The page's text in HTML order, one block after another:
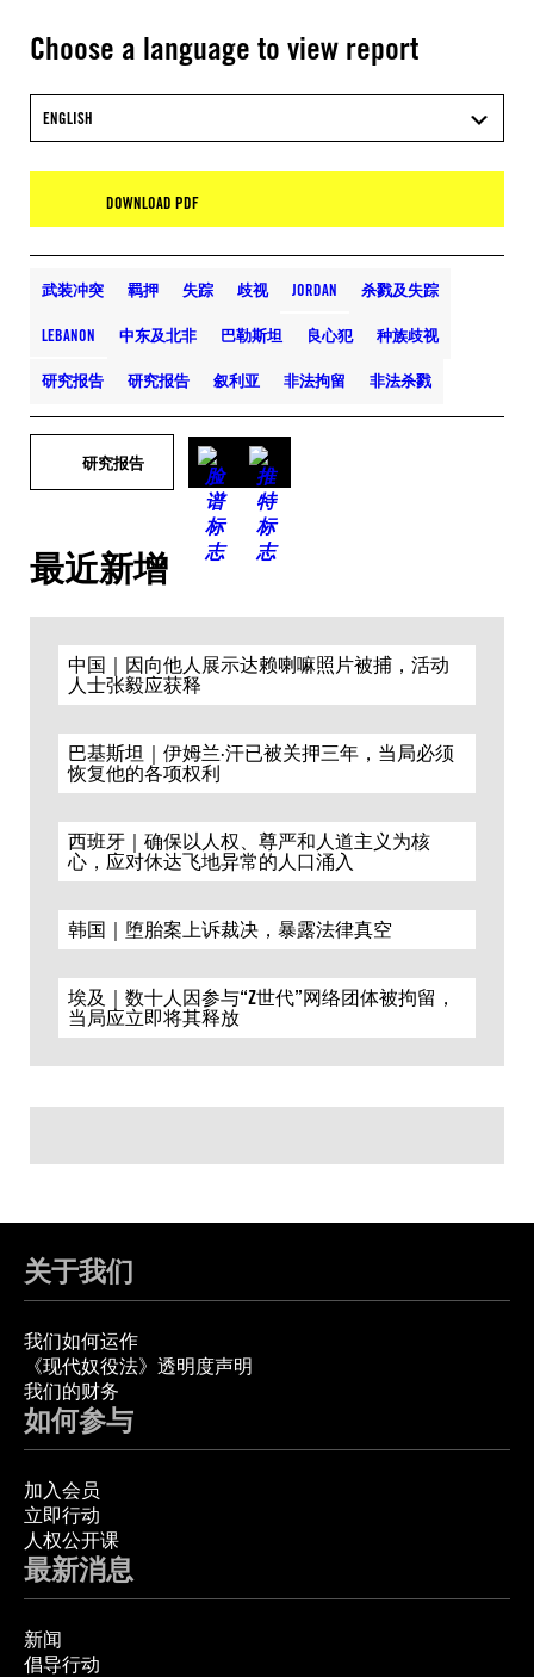
Choose a language to view report
ENGLISH
DOWNLOAD PDF
武装冲突 羁押 失踪 歧视 JORDAN 杀戮及失踪
LEBANON 中东及北非 巴勒斯坦 良心犯 种族歧视
研究报告 研究报告 叙利亚 非法拘留 非法杀戮
研究报告
最近新增
中国｜因向他人展示达赖喇嘛照片被捕，活动
人士张毅应获释
巴基斯坦｜伊姆兰·汗已被关押三年，当局必须
恢复他的各项权利
西班牙｜确保以人权、尊严和人道主义为核
心，应对休达飞地异常的人口涌入
韩国｜堕胎案上诉裁决，暴露法律真空
埃及｜数十人因参与“Z世代”网络团体被拘留，
当局应立即将其释放
关于我们
我们如何运作
《现代奴役法》透明度声明
我们的财务
如何参与
加入会员
立即行动
人权公开课
最新消息
新闻
倡导行动